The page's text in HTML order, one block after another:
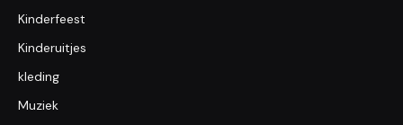
Kinderfeest
Kinderuitjes
kleding
Muziek